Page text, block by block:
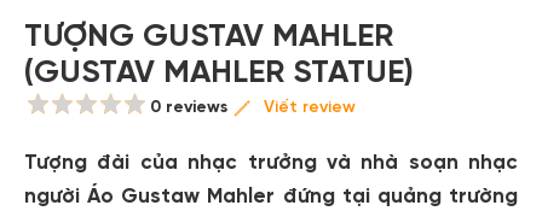
TƯỢNG GUSTAV MAHLER
(GUSTAV MAHLER STATUE)
0 reviews Viết review
Tượng đài của nhạc trưởng và nhà soạn nhạc
người Áo Gustaw Mahler đứng tại quảng trường